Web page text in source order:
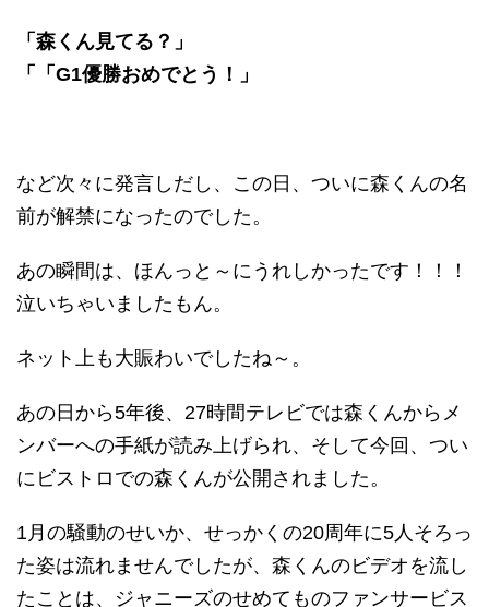
「森くん見てる？」
「「G1優勝おめでとう！」
など次々に発言しだし、この日、ついに森くんの名
前が解禁になったのでした。
あの瞬間は、ほんっと～にうれしかったです！！！
泣いちゃいましたもん。
ネット上も大賑わいでしたね～。
あの日から5年後、27時間テレビでは森くんからメ
ンバーへの手紙が読み上げられ、そして今回、つい
にビストロでの森くんが公開されました。
1月の騒動のせいか、せっかくの20周年に5人そろっ
た姿は流れませんでしたが、森くんのビデオを流し
たことは、ジャニーズのせめてものファンサービス